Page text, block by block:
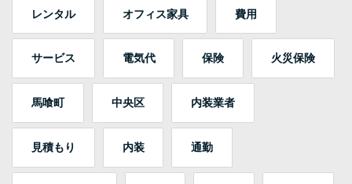
レンタル オフィス家具 費用
サービス 電気代 保険 火災保険
馬喰町 中央区 内装業者
見積もり 内装 通勤